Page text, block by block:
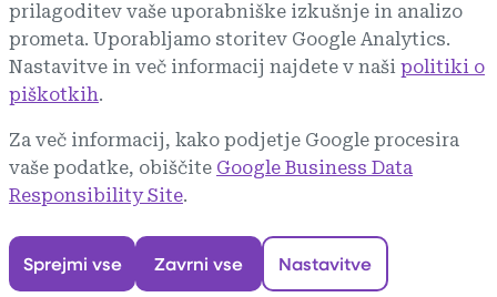
rks.si
zit.si
akos-rs.si
Pri projektu Digitalna znanja in priložnosti
sodelujejo vsi deležniki Slovenske digitalne
koalicije.
Več o koaliciji
© 2025 Digitalna znanja in priložnosti
prilagoditev vaše uporabniške izkušnje in analizo
prometa. Uporabljamo storitev Google Analytics.
Nastavitve in več informacij najdete v naši politiki o
piškotkih.
Za več informacij, kako podjetje Google procesira
vaše podatke, obiščite Google Business Data
Responsibility Site.
Sprejmi vse Zavrni vse Nastavitve